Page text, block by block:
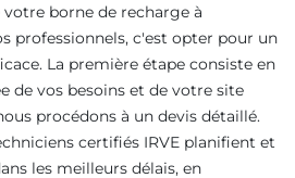
borne de recharge à
professionnels, c'est opter pour un
La première étape consiste en
de vos besoins et de votre site
procédons à un devis détaillé.
certifiés IRVE planifient et
les meilleurs délais, en